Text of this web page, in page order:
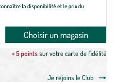
la disponibilité et le prix du
Choisir un magasin
+ 5 pointssur votre carte de fidélité
Je rejoins le Club